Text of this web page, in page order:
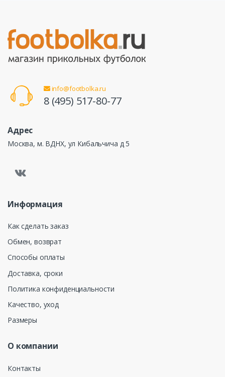
info@footbolka.ru
8 (495) 517-80-77
Адрес
Москва, м. ВДНХ, ул Кибальчича д 5
Информация
Как сделать заказ
Обмен, возврат
Способы оплаты
Доставка, сроки
Политика конфиденциальности
Качество, уход
Размеры
О компании
Контакты